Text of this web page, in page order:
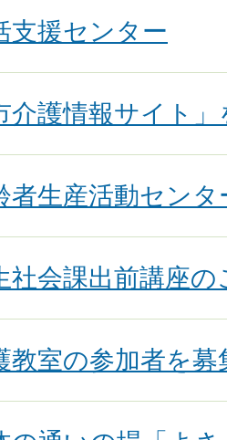
支援センター
介護情報サイト
者生産活動セン
社会課出前講座の
教室の参加者を